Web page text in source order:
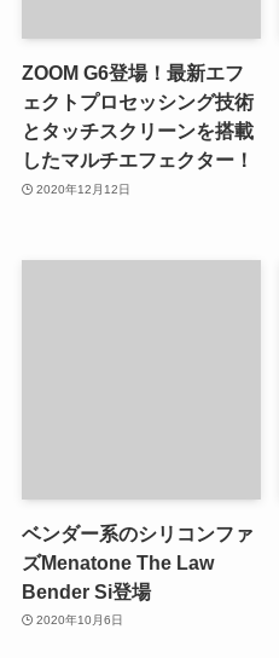
ZOOM G6登場！最新エフ
ェクトプロセッシング技術
とタッチスクリーンを搭載
したマルチエフェクター！
2020年12月12日
ベンダー系のシリコンファ
ズMenatone The Law
Bender Si登場
2020年10月6日